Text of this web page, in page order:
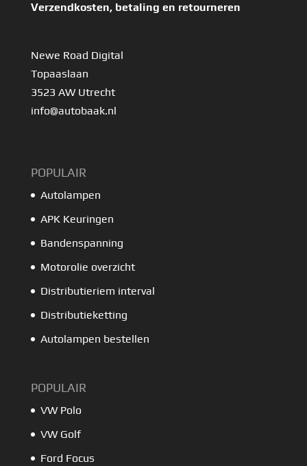
Verzendkosten, betaling en retourneren
Newe Road Digital
Topaaslaan
3523 AW Utrecht
info@autobaak.nl
POPULAIR
Autolampen
APK Keuringen
Bandenspanning
Motorolie overzicht
Distributieriem interval
Distributieketting
Autolampen bestellen
POPULAIR
VW Polo
VW Golf
Ford Focus